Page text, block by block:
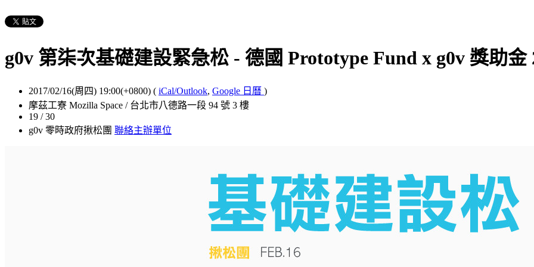
g0v 第柒次基礎建設緊急松 - 德國 Prototype Fund x g0v 獎助金
2017/02/16(周四) 19:00(+0800) ( iCal/Outlook, Google 日曆 )
摩茲工寮 Mozilla Space / 台北市八德路一段 94 號 3 樓
19 / 30
g0v 零時政府揪松團 聯絡主辦單位